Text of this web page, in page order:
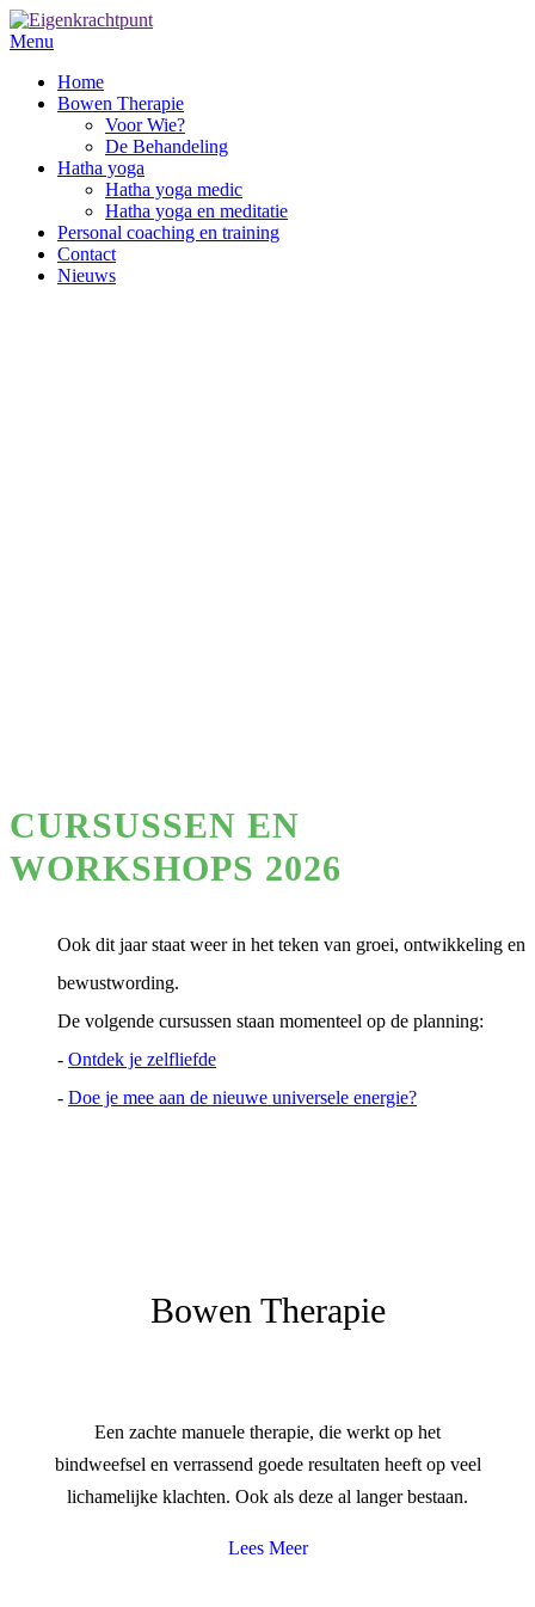
Menu
Home
Bowen Therapie
Voor Wie?
De Behandeling
Hatha yoga
Hatha yoga medic
Hatha yoga en meditatie
Personal coaching en training
Contact
Nieuws
CURSUSSEN EN
WORKSHOPS 2026
Ook dit jaar staat weer in het teken van groei, ontwikkeling en
bewustwording.
De volgende cursussen staan momenteel op de planning:
- Ontdek je zelfliefde
- Doe je mee aan de nieuwe universele energie?
Bowen Therapie
Een zachte manuele therapie, die werkt op het
bindweefsel en verrassend goede resultaten heeft op veel
lichamelijke klachten. Ook als deze al langer bestaan.
Lees Meer